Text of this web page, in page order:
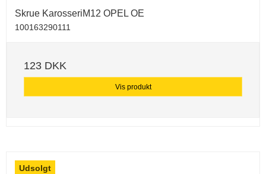
Skrue KarosseriM12 OPEL OE
100163290111
123 DKK
Vis produkt
Udsolgt